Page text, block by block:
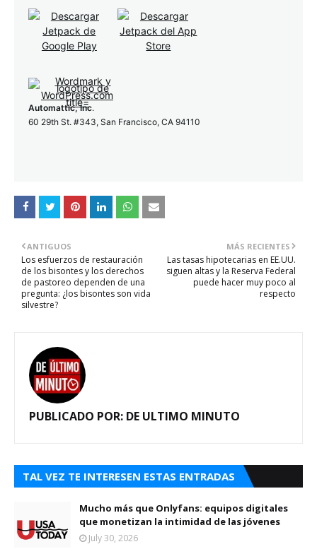
Automattic, Inc.
60 29th St. #343, San Francisco, CA 94110
MÁS RECIENTES
Las tasas hipotecarias en EE.UU.
siguen altas y la Reserva Federal
puede hacer muy poco al
respecto
ANTIGUOS
Los esfuerzos de restauración
de los bisontes y los derechos
de pastoreo dependen de una
pregunta: ¿los bisontes son vida
silvestre?
PUBLICADO POR: DE ULTIMO MINUTO
TAL VEZ TE INTERESEN ESTAS ENTRADAS
Mucho más que Onlyfans: equipos digitales
que monetizan la intimidad de las jóvenes
July 30, 2026